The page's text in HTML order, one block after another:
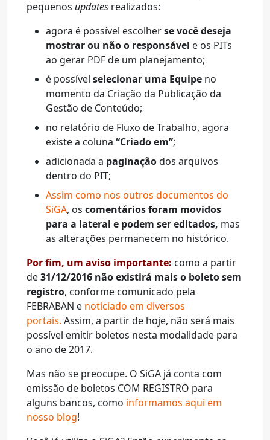
pequenos updates realizados:
agora é possível escolherse você deseja
mostrar ou não o responsável e os PITs
ao gerar PDF de um planejamento;
é possível selecionar uma Equipe no
momento da Criação da Publicação da
Gestão de Conteúdo;
no relatório de Fluxo de Trabalho, agora
existe a coluna “Criado em”;
adicionada a paginaçãodos arquivos
dentro do PIT;
Assim como nos outros documentos do
SiGA, os comentários foram movidos
para a lateral e podem ser editados, mas
as alterações permanecem no histórico.
Por fim, um aviso importante: como a partir
de31/12/2016 não existirá mais o boleto sem
registro, conforme comunicado pela
FEBRABAN e noticiado em diversos
portais. Assim, a partir de hoje, não será mais
possível emitir boletos nesta modalidade para
o ano de 2017.
Mas não se preocupe. O SiGA já conta com
emissão de boletos COM REGISTRO para
alguns bancos, como informamos aqui em
nosso blog!